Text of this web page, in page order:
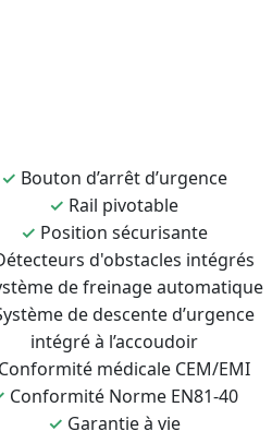
✓ Bouton d’arrêt d’urgence
✓ Rail pivotable
✓ Position sécurisante
d'obstacles intégrés
de freinage automatique
de descente d’urgence
intégré à l’accoudoir
Conformité médicale CEM/EMI
Conformité Norme EN81-40
✓ Garantie à vie